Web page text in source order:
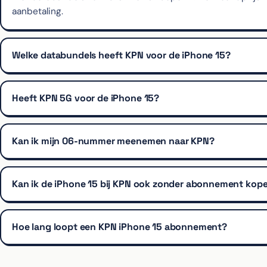
aanbetaling.
Welke databundels heeft KPN voor de iPhone 15?
Heeft KPN 5G voor de iPhone 15?
Kan ik mijn 06-nummer meenemen naar KPN?
Kan ik de iPhone 15 bij KPN ook zonder abonnement
Hoe lang loopt een KPN iPhone 15 abonnement?